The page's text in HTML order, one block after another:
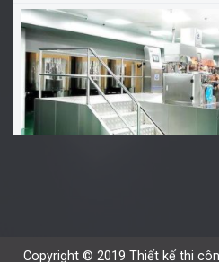
Copyright © 2019 Thiết kế thi